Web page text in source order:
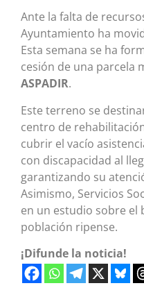
Ante la falta de
Ayuntamiento ha
Esta semana se ha
cesión de una parcela
ASPADIR.
Este terreno se
centro de
cubrir el vacío
con discapacidad al
garantizando su
Asimismo, Servicios
en un estudio sobre el
población ripense.
¡Difunde la noticia!